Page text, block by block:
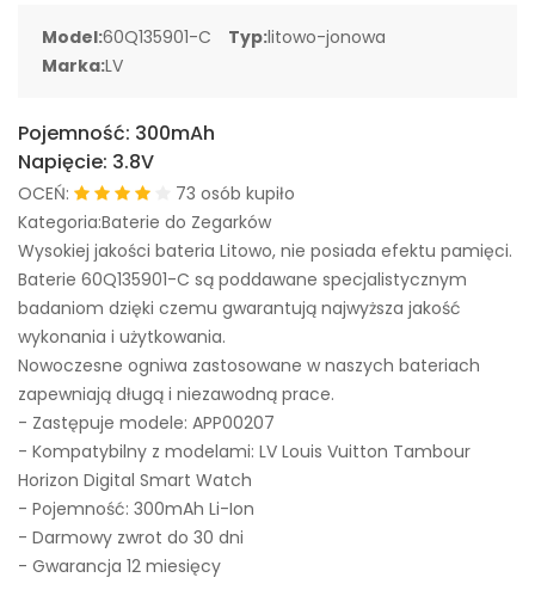
Model:60Q135901-C Typ:litowo-jonowa
Marka:LV
Pojemność: 300mAh
Napięcie: 3.8V
OCEŃ:
73 osób kupiło
Kategoria:Baterie do Zegarków
Wysokiej jakości bateria Litowo, nie posiada efektu pamięci.
Baterie 60Q135901-C są poddawane specjalistycznym
badaniom dzięki czemu gwarantują najwyższa jakość
wykonania i użytkowania.
Nowoczesne ogniwa zastosowane w naszych bateriach
zapewniają długą i niezawodną prace.
- Zastępuje modele: APP00207
- Kompatybilny z modelami: LV Louis Vuitton Tambour
Horizon Digital Smart Watch
- Pojemność: 300mAh Li-Ion
- Darmowy zwrot do 30 dni
- Gwarancja 12 miesięcy